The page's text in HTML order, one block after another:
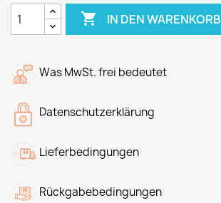
 IN DEN WARENKORB
Was MwSt. frei bedeutet
Datenschutzerklärung
Lieferbedingungen
Rückgabebedingungen